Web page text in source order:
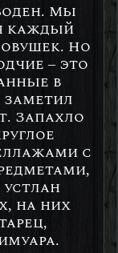
Мы
каждый
Но
– это
в
Запахло
с
на них